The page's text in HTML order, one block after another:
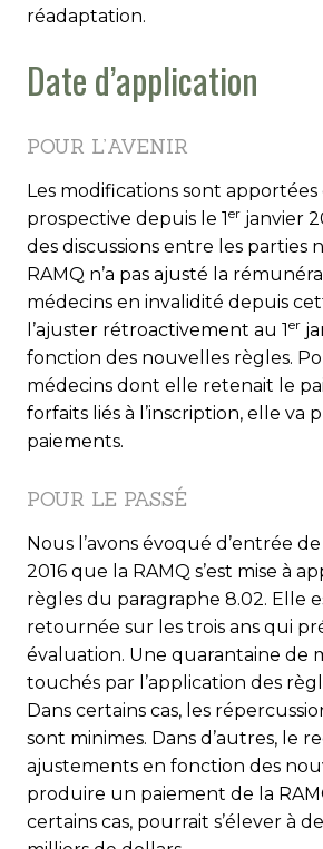
réadaptation.
Date d’application
POUR L’AVENIR
Les modifications sont
prospective depuis le 1er janvier
des discussions entre les parties
RAMQ n’a pas ajusté la
médecins en invalidité depuis
l’ajuster rétroactivement au 1er
fonction des nouvelles règles.
médecins dont elle retenait le
forfaits liés à l’inscription, elle va
paiements.
POUR LE PASSÉ
Nous l’avons évoqué d’entrée de
2016 que la RAMQ s’est mise à
règles du paragraphe 8.02. Elle
retournée sur les trois ans qui
évaluation. Une quarantaine de
touchés par l’application des
Dans certains cas, les
sont minimes. Dans d’autres, le
ajustements en fonction des
produire un paiement de la
certains cas, pourrait s’élever à